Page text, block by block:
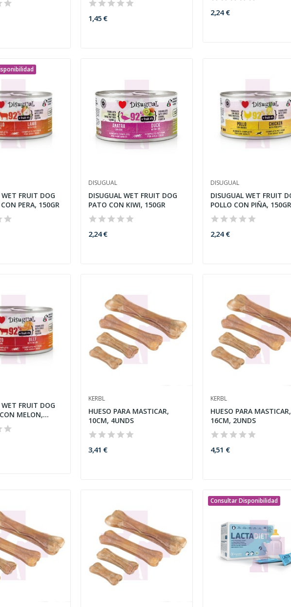
1,45 €
2,24 €
FRUIT DOG
PERA, 150GR
DISUGUAL
DISUGUAL WET FRUIT DOG
PATO CON KIWI, 150GR
2,24 €
DISUGUAL
DISUGUAL WET FRUIT
POLLO CON PIÑA, 150GR
2,24 €
FRUIT DOG
MELON,
KERBL
HUESO PARA MASTICAR,
10CM, 4UNDS
3,41 €
KERBL
HUESO PARA MASTICAR,
16CM, 2UNDS
4,51 €
Consultar Disponibilidad